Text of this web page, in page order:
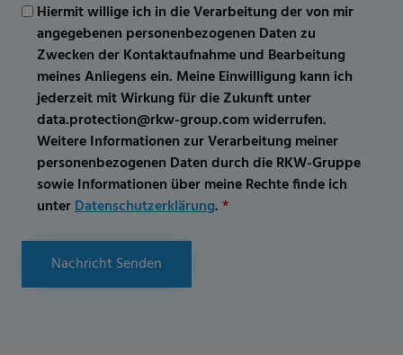
Hiermit willige ich in die Verarbeitung der von mir
angegebenen personenbezogenen Daten zu
Zwecken der Kontaktaufnahme und Bearbeitung
meines Anliegens ein. Meine Einwilligung kann ich
jederzeit mit Wirkung für die Zukunft unter
data.protection@rkw-group.com widerrufen.
Weitere Informationen zur Verarbeitung meiner
personenbezogenen Daten durch die RKW-Gruppe
sowie Informationen über meine Rechte finde ich
unterDatenschutzerklärung.*
Nachricht Senden